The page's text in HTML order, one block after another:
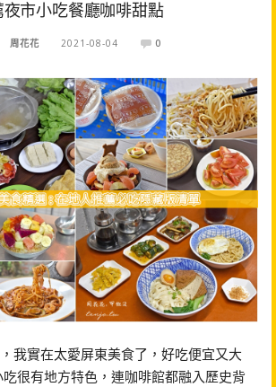
市小吃餐廳咖啡甜點
周花花 2021-08-04 0
我實在太愛屏東美食了，好吃便宜又大
很有地方特色，連咖啡館都融入歷史背